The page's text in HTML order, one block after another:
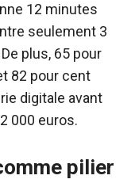
12 minutes
seulement 3
plus, 65 pour
82 pour cent
digitale avant
000 euros.
pilier